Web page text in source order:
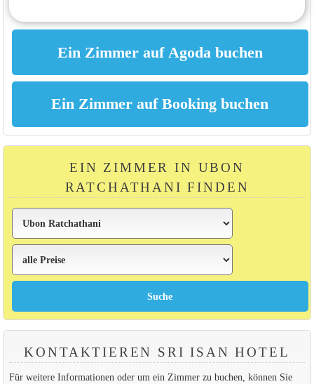
EIN ZIMMER IN UBON
RATCHATHANI FINDEN
KONTAKTIEREN SRI ISAN HOTEL
Für weitere Informationen oder um ein Zimmer zu buchen, können Sie